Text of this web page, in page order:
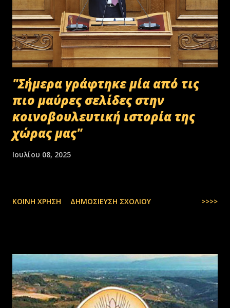
"Σήμερα γράφτηκε μία από τις
πιο μαύρες σελίδες στην
κοινοβουλευτική ιστορία της
χώρας μας"
Ιουλίου 08, 2025
ΚΟΙΝΉ ΧΡΉΣΗ ΔΗΜΟΣΊΕΥΣΗ ΣΧΟΛΊΟΥ >>>>